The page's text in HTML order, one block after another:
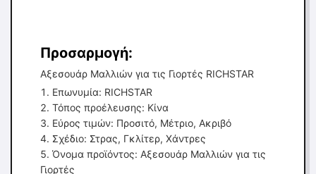
Προσαρμογή:
Αξεσουάρ Μαλλιών για τις Γιορτές RICHSTAR
Επωνυμία: RICHSTAR
Τόπος προέλευσης: Κίνα
Εύρος τιμών: Προσιτό, Μέτριο, Ακριβό
Σχέδιο: Στρας, Γκλίτερ, Χάντρες
Όνομα προϊόντος: Αξεσουάρ Μαλλιών για τις
Γιορτές